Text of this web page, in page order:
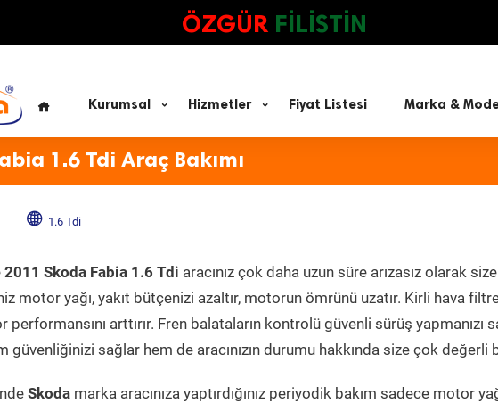
ÖZGÜR FİLİSTİN
Kurumsal Hizmetler Fiyat Listesi Marka &
1.6 Tdi Araç Bakımı
1.6 Tdi
2011 Skoda Fabia 1.6 Tdi aracınız çok daha uzun süre arızasız olarak
motor yağı, yakıt bütçenizi azaltır, motorun ömrünü uzatır. Kirli hava
arttırır. Fren balataların kontrolü güvenli sürüş yapmanızı
güvenliğinizi sağlar hem de aracınızın durumu hakkında size çok değerli
Skoda marka aracınıza yaptırdığınız periyodik bakım sadece motor